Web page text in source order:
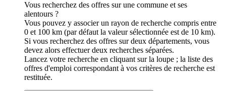
Vous recherchez des offres sur une commune et ses
alentours ?
Vous pouvez y associer un rayon de recherche compris entre
0 et 100 km (par défaut la valeur sélectionnée est de 10 km).
Si vous recherchez des offres sur deux départements, vous
devez alors effectuer deux recherches séparées.
Lancez votre recherche en cliquant sur la loupe ; la liste des
offres d'emploi correspondant à vos critères de recherche est
restituée.